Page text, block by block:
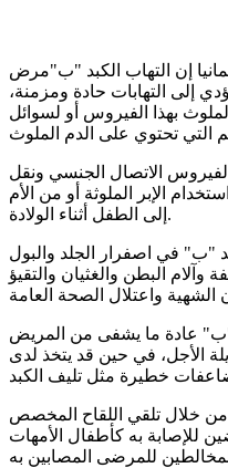
إن التهاب الكبد "ب"مرض
إلى التهابات حادة ومزمنة،
بهذا الفيروس أو لسوائل
الاتصال الجنسي ونقل
الإبر الملوثة أو من الأم
إلى الطفل أثناء الولادة.
"ب" في اصفرار الجلد والبول
وآلام البطن والغثيان والتقيؤ
"ب" عادة ما يشفى من المريض
الأجل، في حين قد يتخذ لدى
من خلال تلقي اللقاح المخصص
للإصابة به كأطفال الأمهات